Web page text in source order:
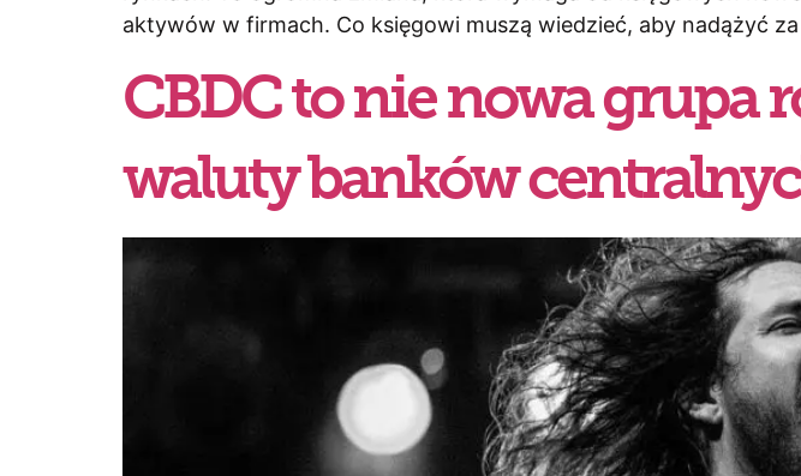
aktywów w firmach. Co księgowi muszą wiedzieć, aby nadążyć
CBDC to nie nowa grupa
waluty banków